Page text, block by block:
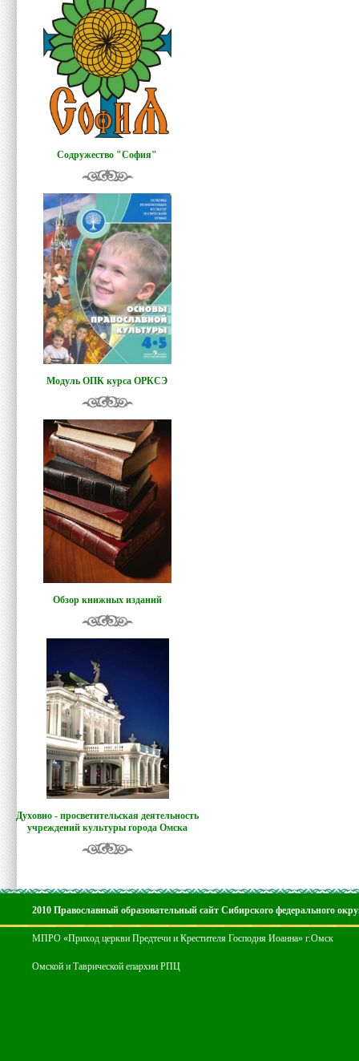
Содружество "София"
Модуль ОПК курса ОРКСЭ
Обзор книжных изданий
Духовно - просветительская деятельность
учреждений культуры города Омска
2010 Православный образовательный сайт Сибирского федерального
МПРО «Приход церкви Предтечи и Крестителя Господня Иоанна» г.Омск
Омской и Таврической епархии РПЦ